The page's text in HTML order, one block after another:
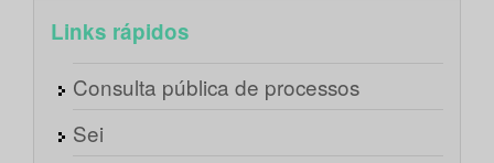
Links rápidos
Consulta pública de processos
Sei